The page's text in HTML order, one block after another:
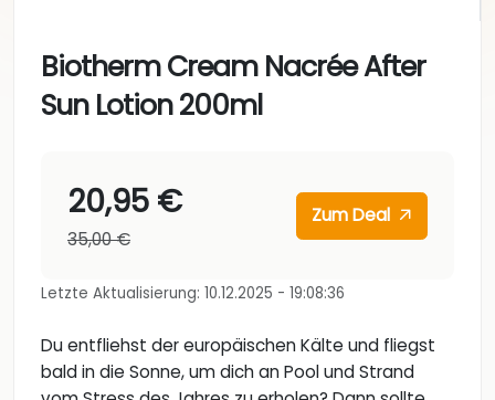
Biotherm Cream Nacrée After
Sun Lotion 200ml
20,95 €
35,00 €
Zum Deal
Letzte Aktualisierung: 10.12.2025 - 19:08:36
Du entfliehst der europäischen Kälte und fliegst
bald in die Sonne, um dich an Pool und Strand